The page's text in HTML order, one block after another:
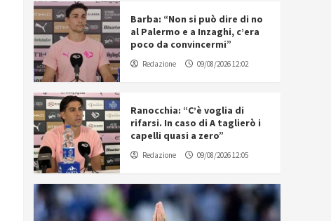
Barba: “Non si può dire di no
al Palermo e a Inzaghi, c’era
poco da convincermi”
Redazione 09/08/2026 12:02
Ranocchia: “C’è voglia di
rifarsi. In caso di A taglierò i
capelli quasi a zero”
Redazione 09/08/2026 12:05